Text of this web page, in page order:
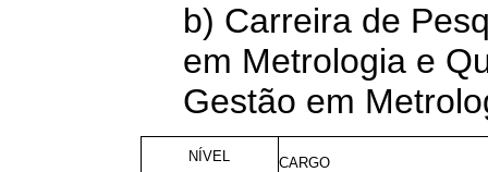
b) Carreira de
em Metrologia e
Gestão em
NÍVEL CARGO